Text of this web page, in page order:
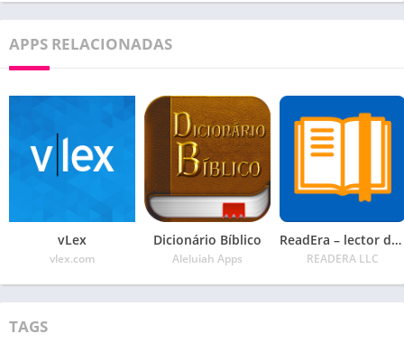
APPS RELACIONADAS
vLex
vlex.com
Dicionário Bíblico
Aleluiah Apps
ReadEra – lector de libros pdf, epub, word
READERA LLC
TAGS